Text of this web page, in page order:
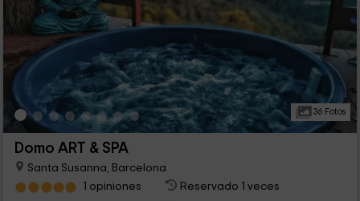
36 Fotos
Domo ART & SPA
Santa Susanna, Barcelona
1 opiniones
Reservado 1 veces